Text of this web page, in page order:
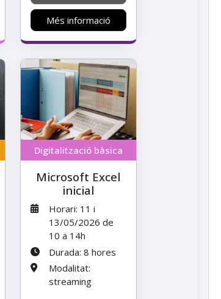
Més informació
Digitalització bàsica
Microsoft Excel
inicial
Horari: 11 i
13/05/2026 de
10 a 14h
Durada: 8 hores
Modalitat:
streaming